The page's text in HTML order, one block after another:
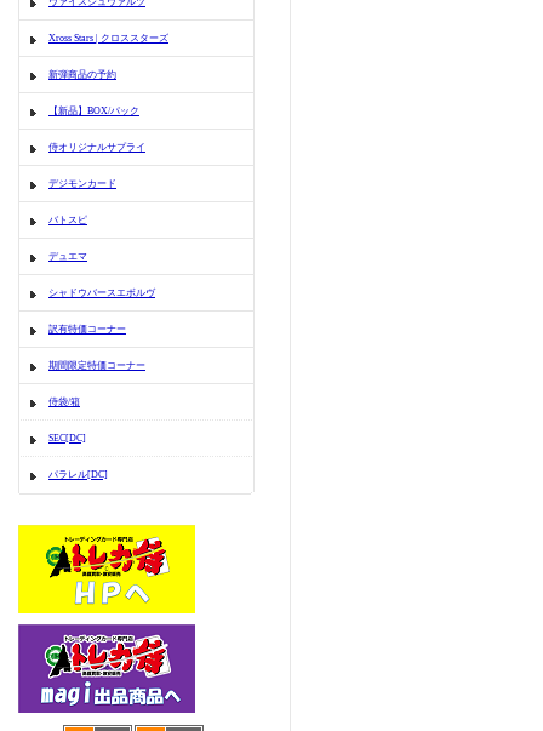
Xross Stars | クロススターズ
新弾商品の予約
【新品】BOX/パック
侍オリジナルサプライ
デジモンカード
バトスピ
デュエマ
シャドウバースエボルヴ
訳有特価コーナー
期間限定特価コーナー
侍袋/箱
SEC[DC]
パラレル[DC]